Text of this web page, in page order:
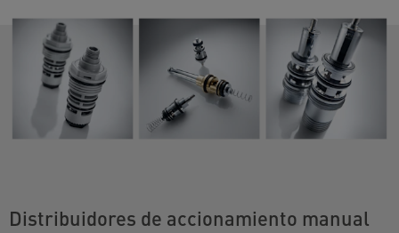
Distribuidores de accionamiento manual